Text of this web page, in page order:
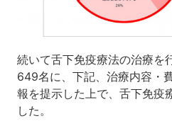
続いて舌下免疫療法の治療を
649名に、下記、治療内容・
報を提示した上で、舌下免疫
した。